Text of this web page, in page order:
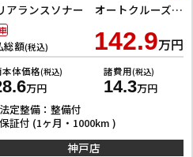
Sセーフティプラス ETC クリアランスソナー オートクルーズコントロール パークアシスト 衝突被害軽減システム バックカメラ ナビ アルミホイール オートマチックハイビーム オートライト LEDヘッドランプ CVT
総額(税込) 142.9万円
本体価格(税込)
万円
諸費用(税込)
14.3万円
法定整備：整備付
保証付 (1ヶ月・1000km )
神戸店